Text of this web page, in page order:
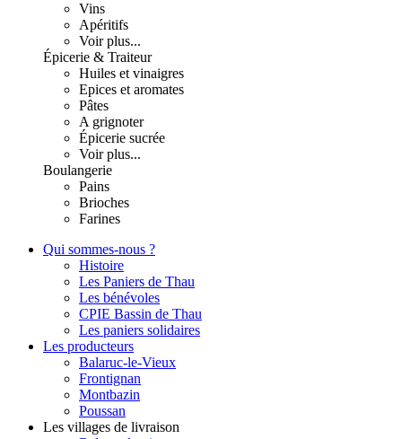
Vins
Apéritifs
Voir plus...
Épicerie & Traiteur
Huiles et vinaigres
Epices et aromates
Pâtes
A grignoter
Épicerie sucrée
Voir plus...
Boulangerie
Pains
Brioches
Farines
Qui sommes-nous ?
Histoire
Les Paniers de Thau
Les bénévoles
CPIE Bassin de Thau
Les paniers solidaires
Les producteurs
Balaruc-le-Vieux
Frontignan
Montbazin
Poussan
Les villages de livraison